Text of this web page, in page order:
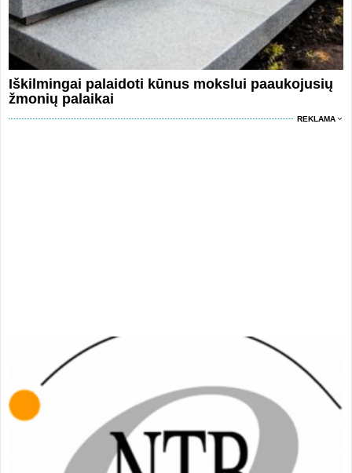
Iškilmingai palaidoti kūnus mokslui paaukojusių
žmonių palaikai
REKLAMA